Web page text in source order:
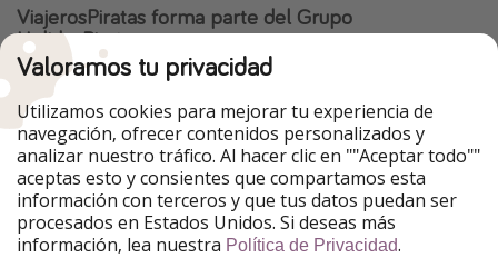
ViajerosPiratas forma parte del Grupo
HolidayPirates
Nuestros mercados
PiratinViaggio
HolidayPirates
VakantiePiraten
WakacyjniPiraci
VoyagesPirates
Ferienpiraten
Urlaubspiraten
Urlaubspiraten
TravelPirates
Nuestro grupo
Valoramos tu privacidad
Utilizamos cookies para mejorar tu experiencia de
navegación, ofrecer contenidos personalizados y
analizar nuestro tráfico. Al hacer clic en ""Aceptar todo""
aceptas esto y consientes que compartamos esta
información con terceros y que tus datos puedan ser
procesados en Estados Unidos. Si deseas más
información, lea nuestra Política de Privacidad.